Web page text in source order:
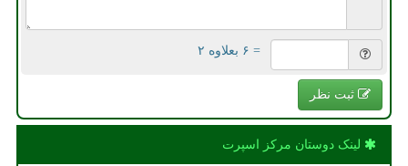
= ۶ بعلاوه ۲
ثبت نظر
لینک دوستان مركز اسپرت